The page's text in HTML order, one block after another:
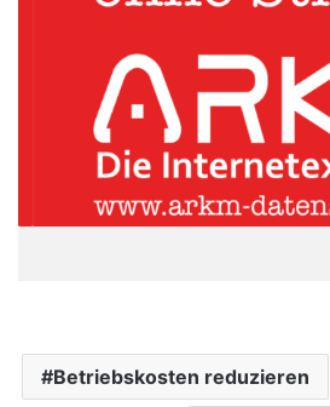
Betriebskosten reduzieren